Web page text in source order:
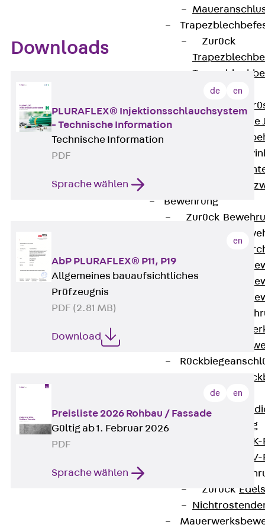
Zurück
Gerüstschuhe
Zurück
Gerüstschuhe
Bewehrung
Zurück
FERBOX®
GFK-Bewehrung
FIBERNOX®
Zurück
Downloads
de en
PLURAFLEX® Injektionsschlauchsystem
- Technische Information
Technische Information
PDF
Sprache wählen
en
AbP PLURAFLEX® P11, P19
Allgemeines bauaufsichtliches
Prüfzeugnis
PDF (2.81 MB)
Download
de en
Preisliste 2026 Rohbau / Fassade
Gültig ab 1. Februar 2026
PDF
Sprache wählen